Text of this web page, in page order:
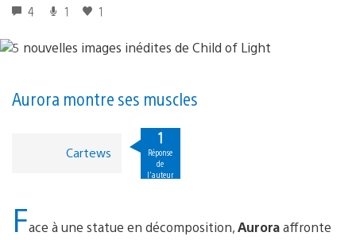
4 1 1
Aurora montre ses muscles
Cartews
1
Réponse
de
l'auteur
Face à une statue en décomposition,Auroraaffronte